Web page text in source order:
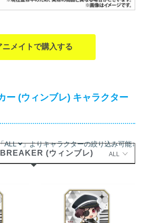
ニメイトで購入する
ー (ウィンブレ) キャラクター
ALL 」よりキャラクターの絞り込み可能↓
(ウィンブレ) ALL